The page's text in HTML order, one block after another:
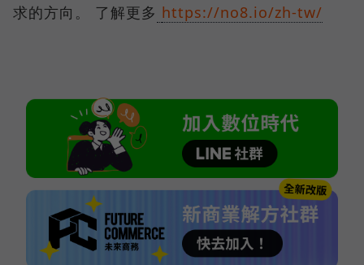
求的方向。 了解更多 https://no8.io/zh-tw/